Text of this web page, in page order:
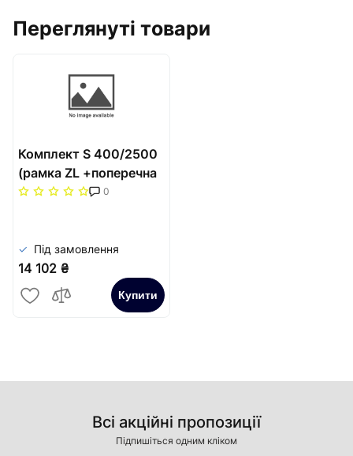
Переглянуті товари
Комплект S 400/2500
(рамка ZL +поперечна
решітка) Carrera Сатин
0
Під замовлення
14 102 ₴
Купити
Всі акційні пропозиції
Підпишіться одним кліком